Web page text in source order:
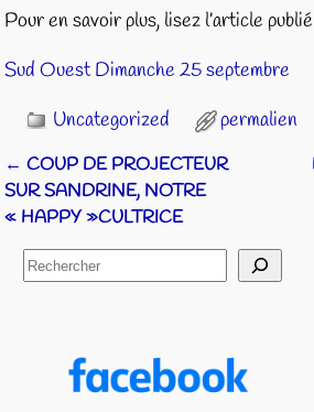
Pour en savoir plus, lisez l’article
Sud Ouest Dimanche 25 septembre
Uncategorized
permalien
Navigation des articles
← COUP DE PROJECTEUR
SUR SANDRINE, NOTRE
« HAPPY »CULTRICE